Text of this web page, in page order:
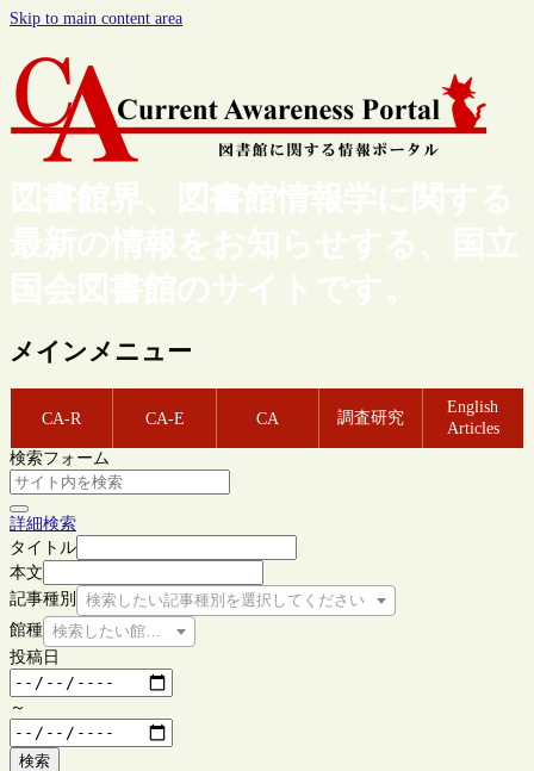
Skip to main content area
図書館界、図書館情報学に関する
最新の情報をお知らせする、国立
国会図書館のサイトです。
メインメニュー
CA-R CA-E CA 調査研究
English
Articles
検索フォーム
詳細検索
タイトル
本文
記事種別
検索したい記事種別を選択してください
館種 検索したい館種を選択してください
投稿日
～
検索